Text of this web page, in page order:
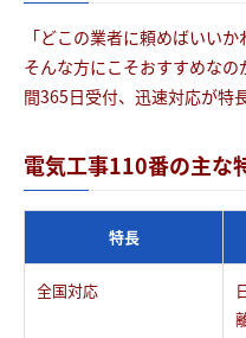
「どこの業者に頼めばいい
そんな方にこそおすすめな
間365日受付、迅速対応が特長
電気工事110番の主な
特長
全国対応